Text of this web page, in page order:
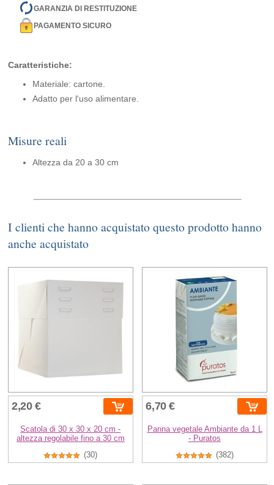
GARANZIA DI RESTITUZIONE
PAGAMENTO SICURO
Caratteristiche:
Materiale: cartone.
Adatto per l'uso alimentare.
Misure reali
Altezza da 20 a 30 cm
I clienti che hanno acquistato questo prodotto hanno
anche acquistato
2,20 €
Scatola di 30 x 30 x 20 cm -
altezza regolabile fino a 30 cm
(30)
6,70 €
Panna vegetale Ambiante da 1 L
- Puratos
(382)